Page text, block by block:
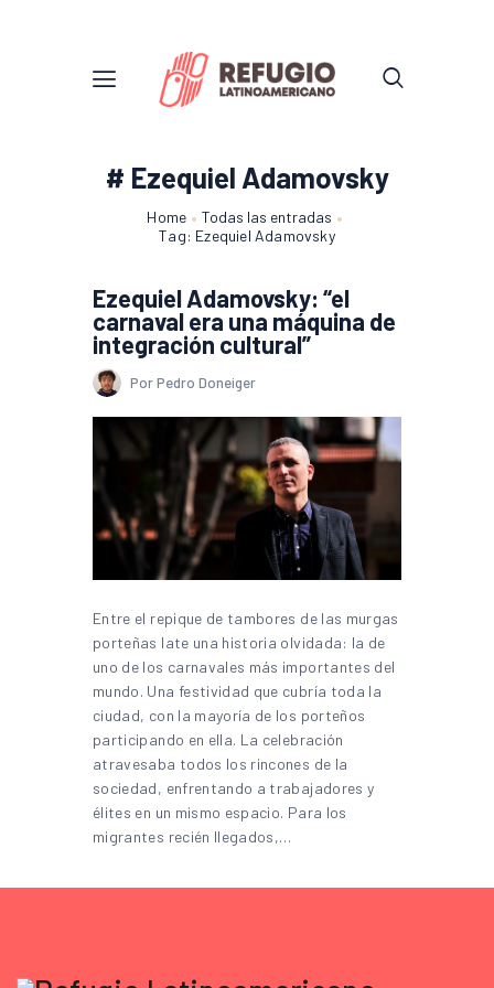
# Ezequiel Adamovsky
Home
Todas las entradas
Tag: Ezequiel Adamovsky
Ezequiel Adamovsky: “el
carnaval era una máquina de
integración cultural”
Por Pedro Doneiger
Entre el repique de tambores de las murgas
porteñas late una historia olvidada: la de
uno de los carnavales más importantes del
mundo. Una festividad que cubría toda la
ciudad, con la mayoría de los porteños
participando en ella. La celebración
atravesaba todos los rincones de la
sociedad, enfrentando a trabajadores y
élites en un mismo espacio. Para los
migrantes recién llegados,…